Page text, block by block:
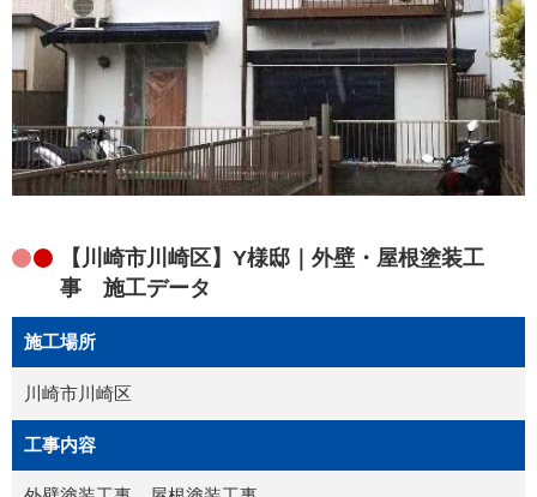
【川崎市川崎区】Y様邸｜外壁・屋根塗装工
事 施工データ
施工場所
川崎市川崎区
工事内容